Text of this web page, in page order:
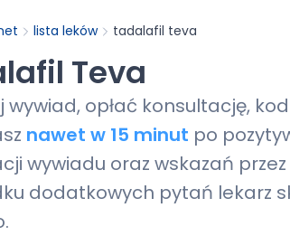
lista leków tadalafil teva
Teva
wywiad, opłać konsultację,
nawet w 15 minut po
wywiadu oraz wskazań przez
dodatkowych pytań lekarz